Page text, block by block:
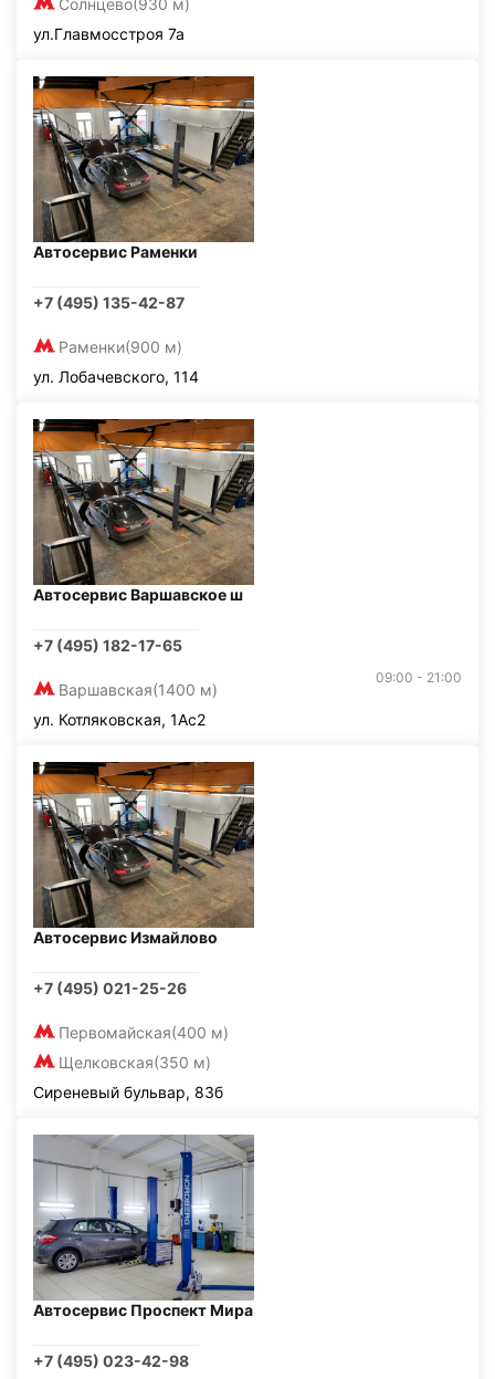
Солнцево(930 м)
ул.Главмосстроя 7а
Автосервис Раменки
+7 (495) 135-42-87
Раменки(900 м)
ул. Лобачевского, 114
Автосервис Варшавское ш
+7 (495) 182-17-65
Варшавская(1400 м)
09:00 - 21:00
ул. Котляковская, 1Ас2
Автосервис Измайлово
+7 (495) 021-25-26
Первомайская(400 м)
Щелковская(350 м)
Сиреневый бульвар, 83б
Автосервис Проспект Мира
+7 (495) 023-42-98